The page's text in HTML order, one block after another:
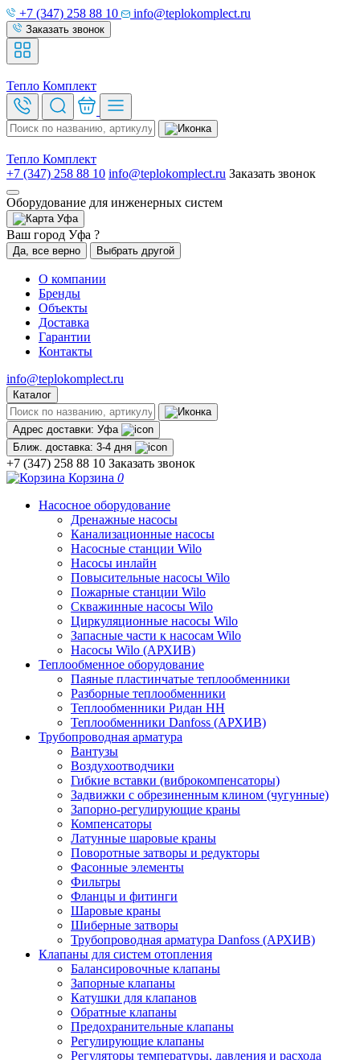
+7 (347) 258 88 10 info@teplokomplect.ru
Заказать звонок
Тепло Комплект
Тепло Комплект
+7 (347) 258 88 10 info@teplokomplect.ru Заказать звонок
Оборудование для инженерных систем
Уфа
Ваш город Уфа ?
Да, все верно Выбрать другой
О компании
Бренды
Объекты
Доставка
Гарантии
Контакты
info@teplokomplect.ru
Каталог
Адрес доставки: Уфа
Ближ. доставка: 3-4 дня
+7 (347) 258 88 10 Заказать звонок
Корзина 0
Насосное оборудование
Дренажные насосы
Канализационные насосы
Насосные станции Wilo
Насосы инлайн
Повысительные насосы Wilo
Пожарные станции Wilo
Скважинные насосы Wilo
Циркуляционные насосы Wilo
Запасные части к насосам Wilo
Насосы Wilo (АРХИВ)
Теплообменное оборудование
Паяные пластинчатые теплообменники
Разборные теплообменники
Теплообменники Ридан НН
Теплообменники Danfoss (АРХИВ)
Трубопроводная арматура
Вантузы
Воздухоотводчики
Гибкие вставки (виброкомпенсаторы)
Задвижки с обрезиненным клином (чугунные)
Запорно-регулирующие краны
Компенсаторы
Латунные шаровые краны
Поворотные затворы и редукторы
Фасонные элементы
Фильтры
Фланцы и фитинги
Шаровые краны
Шиберные затворы
Трубопроводная арматура Danfoss (АРХИВ)
Клапаны для систем отопления
Балансировочные клапаны
Запорные клапаны
Катушки для клапанов
Обратные клапаны
Предохранительные клапаны
Регулирующие клапаны
Регуляторы температуры, давления и расхода